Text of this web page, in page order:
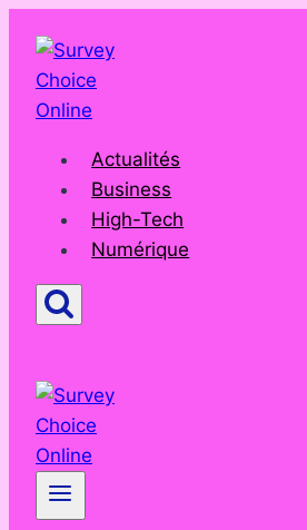
contenu
Actualités
Business
High-Tech
Numérique